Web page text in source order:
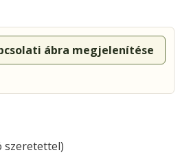
ábra megjelenítése
szeretettel)